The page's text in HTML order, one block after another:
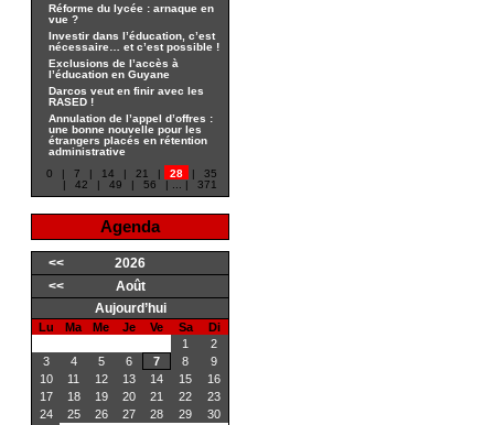
Réforme du lycée : arnaque en
vue ?
Investir dans l’éducation, c’est
nécessaire… et c’est possible !
Exclusions de l’accès à
l’éducation en Guyane
Darcos veut en finir avec les
RASED !
Annulation de l’appel d’offres :
une bonne nouvelle pour les
étrangers placés en rétention
administrative
0
| 7 | 14 | 21 | 28 |
35
|
42 | 49 | 56 | | 371
Agenda
<<
2026
<<
Août
Aujourd’hui
Lu Ma Me Je Ve Sa
Di
1
2
3
4 5 6 7 8
9
10
11 12 13 14 15
16
17
18 19 20 21 22
23
24
25 26 27 28 29
30